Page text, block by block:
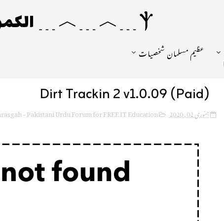
Ⲯ﹍︿﹍︿﹍ الکمونیا ﹍Ⲯ﹍Ⲯ﹍︿﹍☼
عظیم مسلمان شخصیات
Dirt Trackin 2 v1.0.09 (Paid)
جنوری 02, 2020 - Pakistani Urdu Forum for FREE IT Education